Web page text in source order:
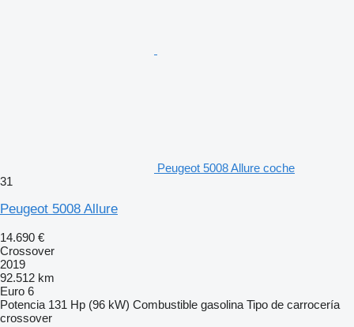
Peugeot 5008 Allure coche
31
Peugeot 5008 Allure
14.690 €
Crossover
2019
92.512 km
Euro 6
Potencia 131 Hp (96 kW) Combustible gasolina Tipo de carrocería
crossover